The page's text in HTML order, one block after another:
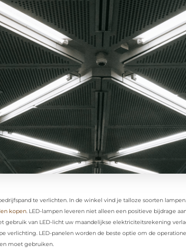
te verlichten. In de winkel vind je talloze soorten
kopen. LED-lampen leveren niet alleen een positieve bijdrage
gebruik van LED-licht uw maandelijkse elektriciteitsrekening
verlichting. LED-panelen worden de beste optie om de
moet gebruiken.